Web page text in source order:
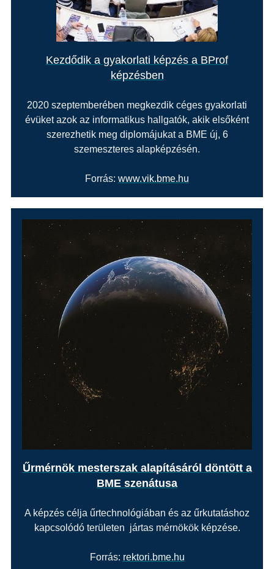
Kezdődik a gyakorlati képzés a BProf
képzésben
2020 szeptemberében megkezdik céges gyakorlati
évüket azok az informatikus hallgatók, akik elsőként
szerezhetik meg diplomájukat a BME új, 6
szemeszteres alapképzésén.
Forrás: www.vik.bme.hu
Űrmérnök mesterszak alapításáról döntött a
BME szenátusa
A képzés célja űrtechnológiában és az űrkutatáshoz
kapcsolódó területen jártas mérnökök képzése.
Forrás: rektori.bme.hu